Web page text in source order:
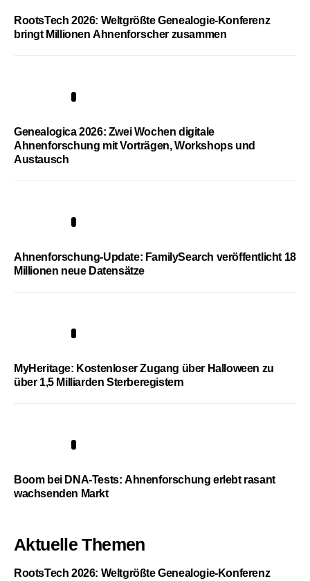
RootsTech 2026: Weltgrößte Genealogie-Konferenz
bringt Millionen Ahnenforscher zusammen
Genealogica 2026: Zwei Wochen digitale
Ahnenforschung mit Vorträgen, Workshops und
Austausch
Ahnenforschung-Update: FamilySearch veröffentlicht 18
Millionen neue Datensätze
MyHeritage: Kostenloser Zugang über Halloween zu
über 1,5 Milliarden Sterberegistern
Boom bei DNA-Tests: Ahnenforschung erlebt rasant
wachsenden Markt
Aktuelle Themen
RootsTech 2026: Weltgrößte Genealogie-Konferenz